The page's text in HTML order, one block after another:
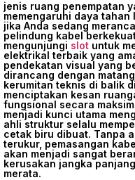
jenis ruang penempatan
memengaruhi daya
jika Anda sedang
pelindung kabel
mengunjungi slot untuk
elektrikal terbaik yang
pendekatan visual yang
dirancang dengan
kerumitan teknis di balik
menciptakan kesan
fungsional secara
menjadi kunci utama
ahli struktur selalu
cetak biru dibuat. Tanpa
terukur, pemasangan
akan menjadi sangat
kerusakan jangka
merata.